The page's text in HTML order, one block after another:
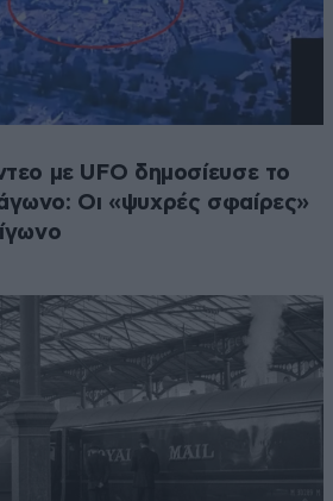
με UFO δημοσίευσε το
Οι «ψυχρές σφαίρες»